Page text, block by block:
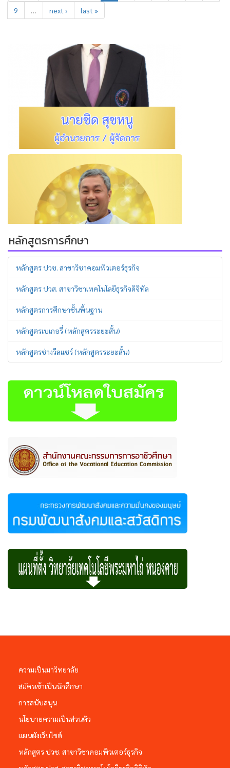
9
… next › last »
หลักสูตรการศึกษา
หลักสูตร ปวช. สาขาวิชาคอมพิวเตอร์ธุรกิจ
หลักสูตร ปวส. สาขาวิชาเทคโนโลยีธุรกิจดิจิทัล
หลักสูตรการศึกษาชั้นพื้นฐาน
หลักสูตรเบเกอรี่ (หลักสูตรระยะสั้น)
หลักสูตรช่างวีลแชร์ (หลักสูตรระยะสั้น)
ความเป็นมาวิทยาลัย
สมัครเข้าเป็นนักศึกษา
การสนับสนุน
นโยบายความเป็นส่วนตัว
แผนผังเว็บไซต์
หลักสูตร ปวช. สาขาวิชาคอมพิวเตอร์ธุรกิจ